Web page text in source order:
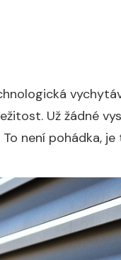
Už žádné
není pohádka,